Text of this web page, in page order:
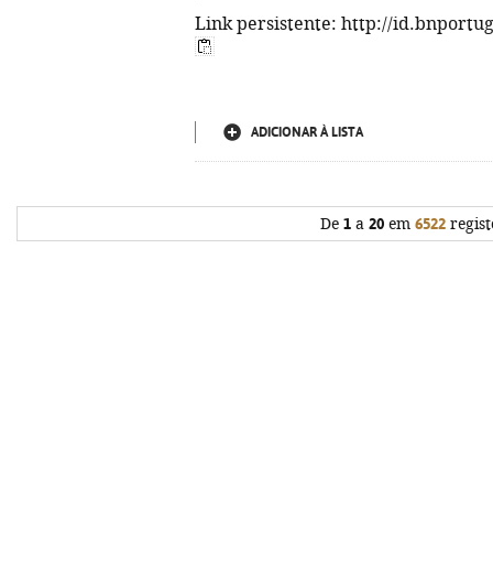
Link persistente: http://
ADICIONAR À LISTA
De 1a 20em 6522